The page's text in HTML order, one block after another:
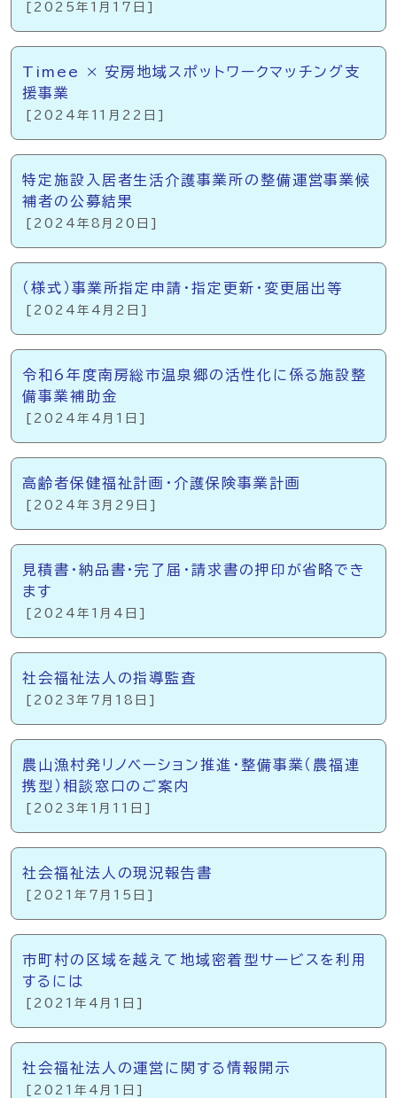
[2025年1月17日]
Timee × 安房地域スポットワークマッチング支
援事業
[2024年11月22日]
特定施設入居者生活介護事業所の整備運営事業候
補者の公募結果
[2024年8月20日]
（様式）事業所指定申請・指定更新・変更届出等
[2024年4月2日]
令和6年度南房総市温泉郷の活性化に係る施設整
備事業補助金
[2024年4月1日]
高齢者保健福祉計画・介護保険事業計画
[2024年3月29日]
見積書・納品書・完了届・請求書の押印が省略でき
ます
[2024年1月4日]
社会福祉法人の指導監査
[2023年7月18日]
農山漁村発リノベーション推進・整備事業（農福連
携型）相談窓口のご案内
[2023年1月11日]
社会福祉法人の現況報告書
[2021年7月15日]
市町村の区域を越えて地域密着型サービスを利用
するには
[2021年4月1日]
社会福祉法人の運営に関する情報開示
[2021年4月1日]